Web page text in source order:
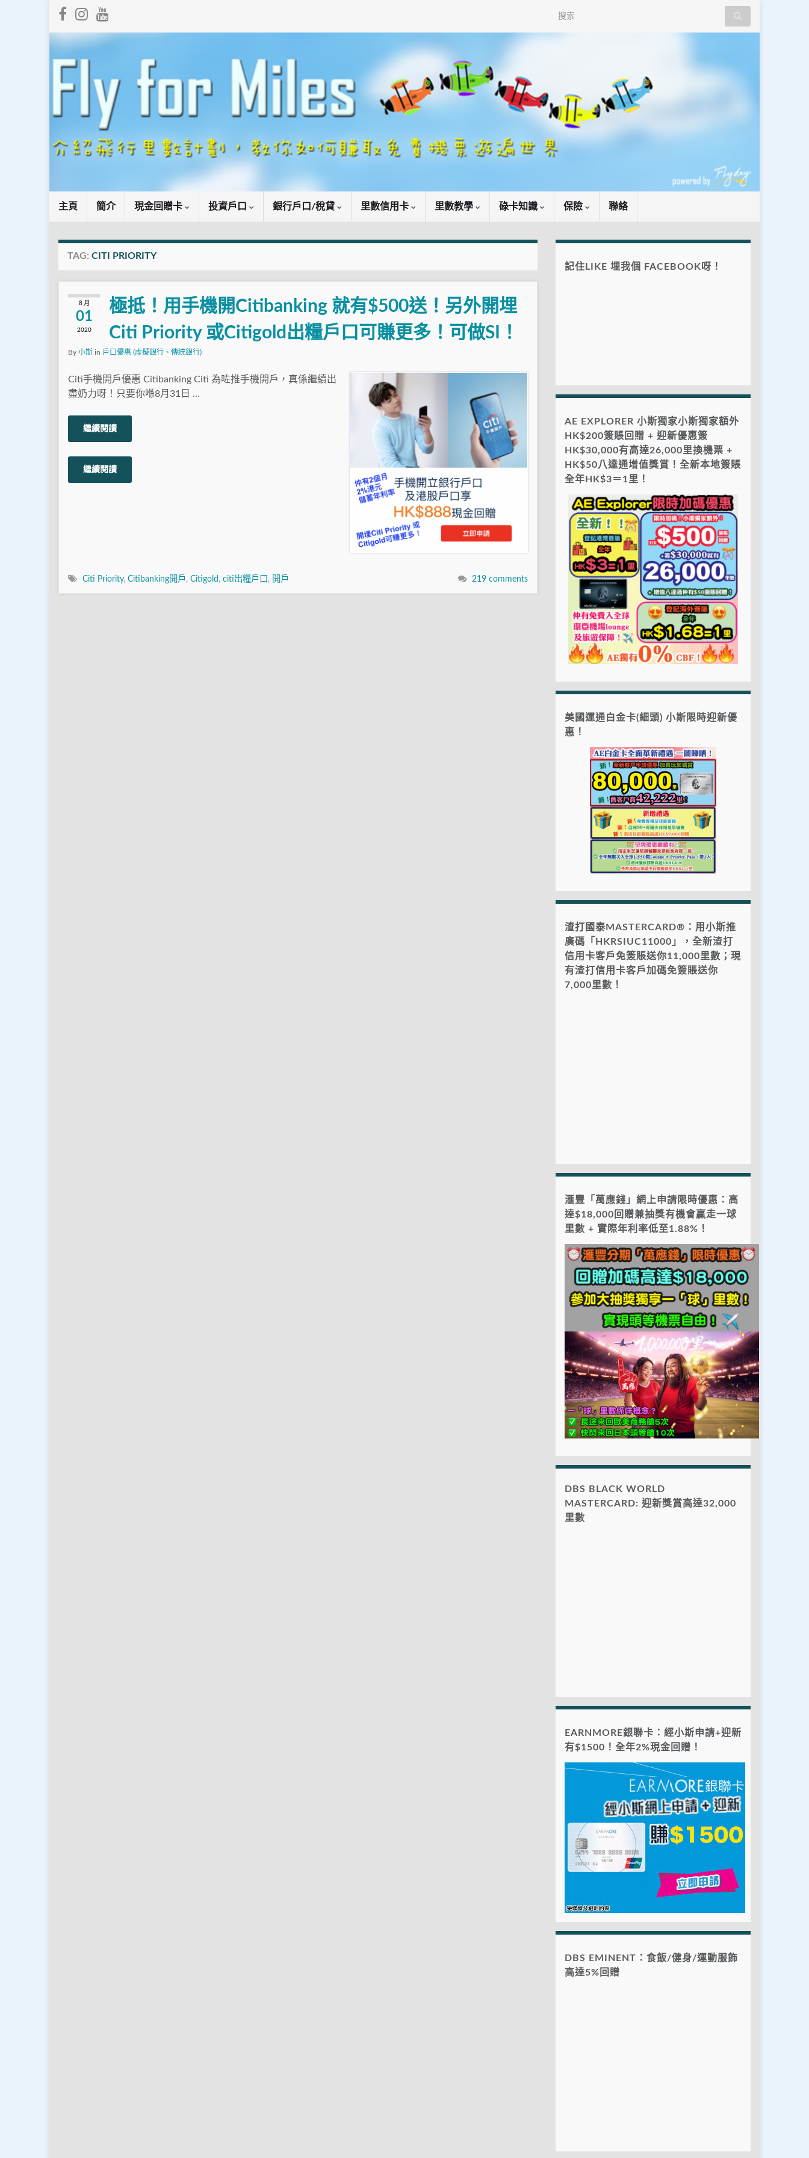
Search for:
主頁 簡介 現金回贈卡 投資戶口 銀行戶口/稅貸 里數信用卡 里數教學 碌卡知識 保險 聯絡
TAG: CITI PRIORITY
8 月
01
2020
極抵！用手機開Citibanking 就有$500送！另外開埋
Citi Priority 或Citigold出糧戶口可賺更多！可做SI！
By 小斯 in 戶口優惠 (虛擬銀行、傳統銀行)
Citi手機開戶優惠 Citibanking Citi 為咗推手機開戶，真係繼續出
盡奶力呀！只要你喺8月31日 …
繼續閱讀
繼續閱讀
Citi Priority, Citibanking開戶 , Citigold , citi出糧戶口 , 開戶 219 comments
記住LIKE 埋我個 FACEBOOK呀！
AE EXPLORER 小斯獨家小斯獨家額外
HK$200簽賬回贈 + 迎新優惠簽
HK$30,000有高達26,000里換機票 +
HK$50八達通增值獎賞！全新本地簽賬
全年HK$3＝1里！
美國運通白金卡(細頭) 小斯限時迎新優
惠！
渣打國泰MASTERCARD®：用小斯推
廣碼「HKRSIUC11000」，全新渣打
信用卡客戶免簽賬送你11,000里數；現
有渣打信用卡客戶加碼免簽賬送你
7,000里數！
滙豐「萬應錢」網上申請限時優惠：高
達$18,000回贈兼抽獎有機會贏走一球
里數 + 實際年利率低至1.88%！
DBS BLACK WORLD
MASTERCARD: 迎新獎賞高達32,000
里數
EARNMORE銀聯卡：經小斯申請+迎新
有$1500！全年2%現金回贈！
DBS EMINENT：食飯/健身/運動服飾
高達5%回贈